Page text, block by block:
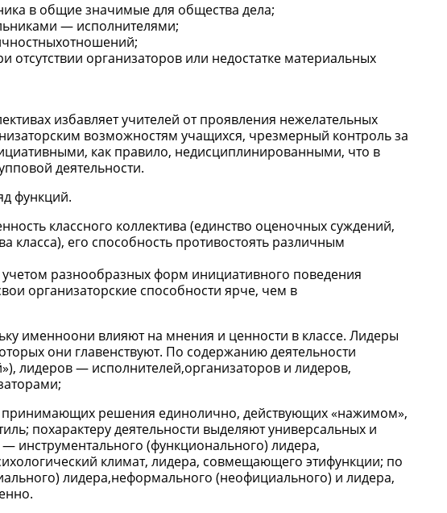
в общие значимые для общества дела;
— исполнителями;
отсутствии организаторов или недостатке материальных
избавляет учителей от проявления нежелательных
возможностям учащихся, чрезмерный контроль за
как правило, недисциплинированными, что в
деятельности.
функций.
классного коллектива (единство оценочных суждений,
класса), его способность противостоять различным
разнообразных форм инициативного поведения
организаторские способности ярче, чем в
именноони влияют на мнения и ценности в классе. Лидеры
они главенствуют. По содержанию деятельности
лидеров — исполнителей,организаторов и лидеров,
принимающих решения единолично, действующих «нажимом»,
похарактеру деятельности выделяют универсальных и
инструментального (функционального) лидера,
климат, лидера, совмещающего этифункции; по
лидера,неформального (неофициального) и лидера,